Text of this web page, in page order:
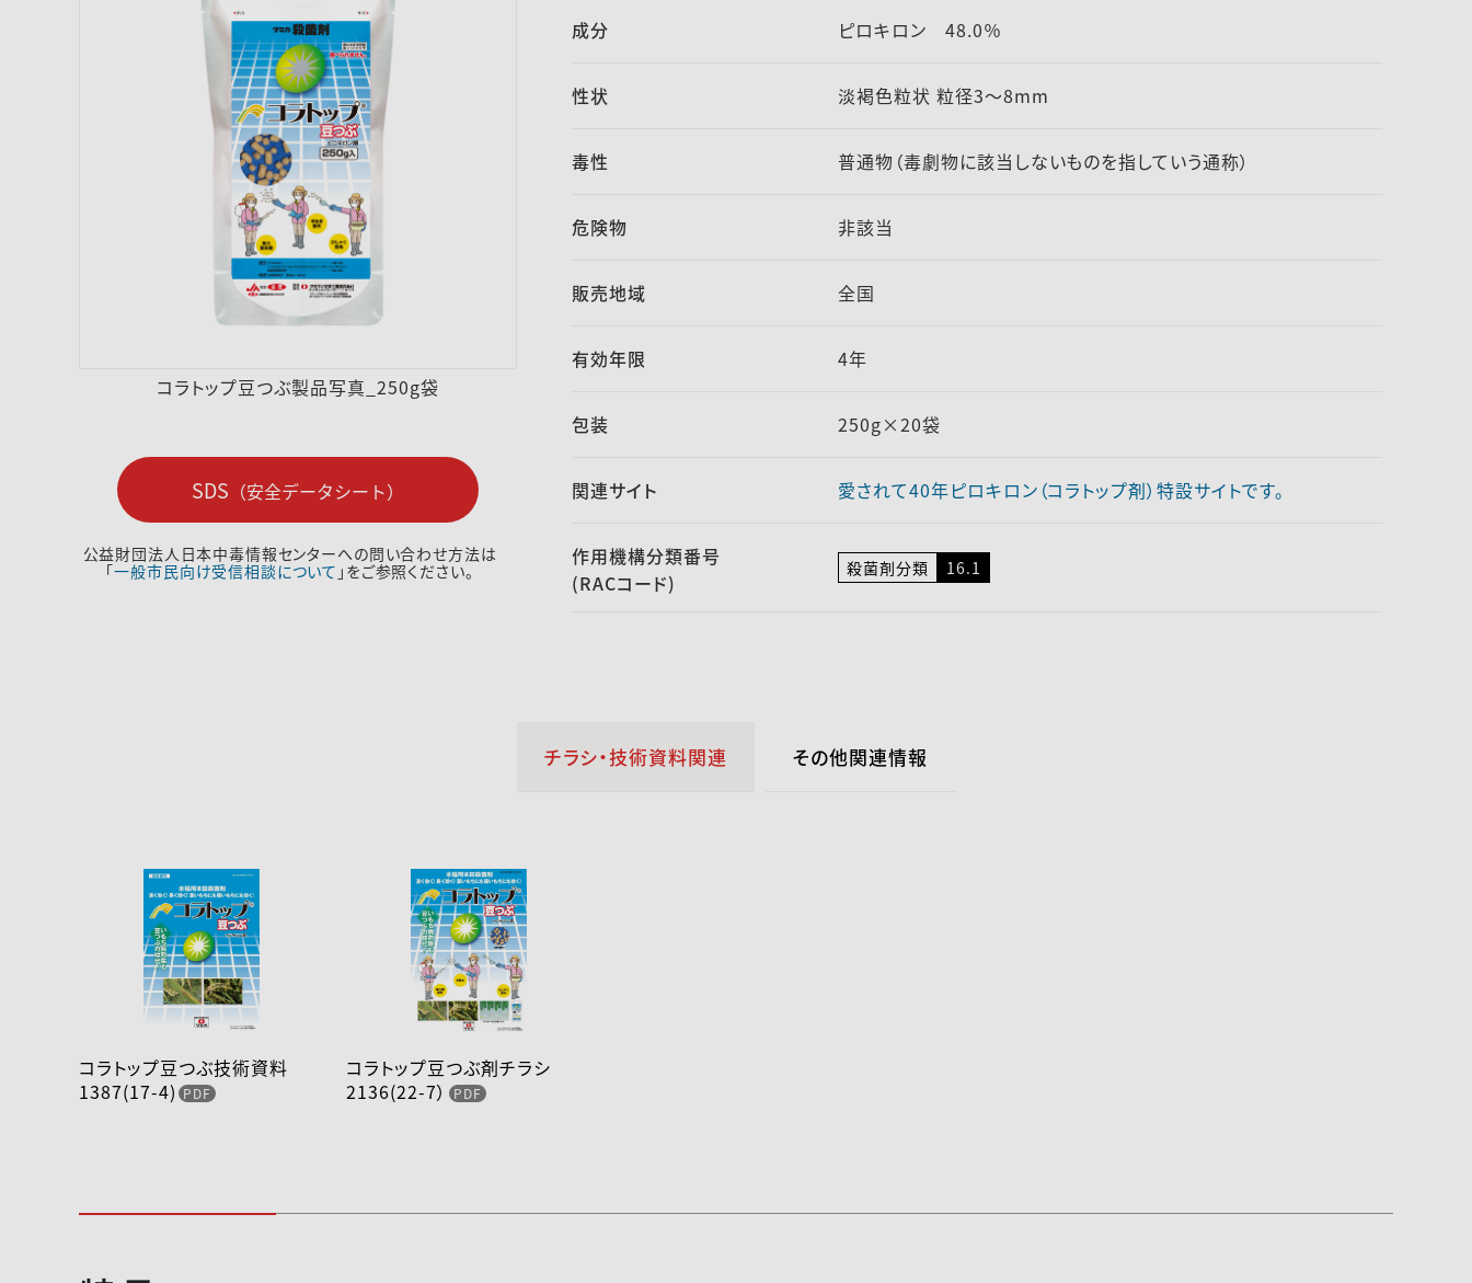
コラトップ豆つぶ製品写真_250g袋
SDS （安全データシート）
公益財団法人日本中毒情報センターへの問い合わせ方法は
「一般市民向け受信相談について 」をご参照ください。
成分 ピロキロン 48.0％
性状 淡褐色粒状 粒径3～8mm
毒性 普通物（毒劇物に該当しないものを指していう通称）
危険物 非該当
販売地域 全国
有効年限 4年
包装 250g×20袋
関連サイト 愛されて40年ピロキロン（コラトップ剤）特設サイトです。
作用機構分類番号
(RACコード)
殺菌剤分類 16.1
チラシ・技術資料関連 その他関連情報
コラトップ豆つぶ技術資料
1387(17-4)
コラトップ豆つぶ剤チラシ
2136(22-7）